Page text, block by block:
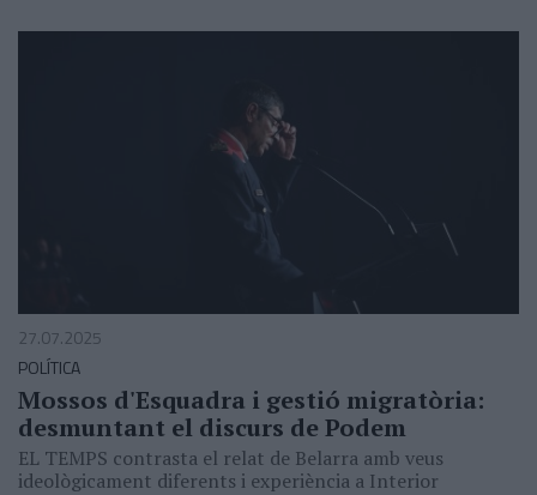
27.07.2025
POLÍTICA
Mossos d'Esquadra i gestió migratòria:
desmuntant el discurs de Podem
EL TEMPS contrasta el relat de Belarra amb veus
ideològicament diferents i experiència a Interior